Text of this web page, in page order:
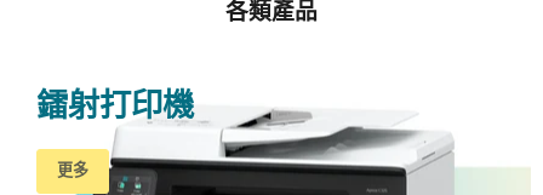
各類產品
鐳射打印機
更多